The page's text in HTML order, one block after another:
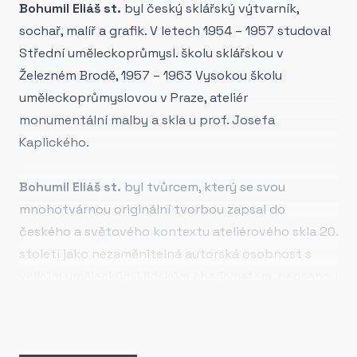
Bohumil Eliáš st. byl český sklářský výtvarník,
sochař, malíř a grafik. V letech 1954 – 1957 studoval
Střední uměleckoprůmysl. školu sklářskou v
Železném Brodě, 1957 – 1963 Vysokou školu
uměleckoprůmyslovou v Praze, ateliér
monumentální malby a skla u prof. Josefa
Kaplického.
Bohumil Eliáš st. byl tvůrcem, který se svou
mnohotvárnou originální tvorbou zapsal do
českého a světového kontextu ateliérového skla 20.
století jako nezaměnitelná autorská osobnost s